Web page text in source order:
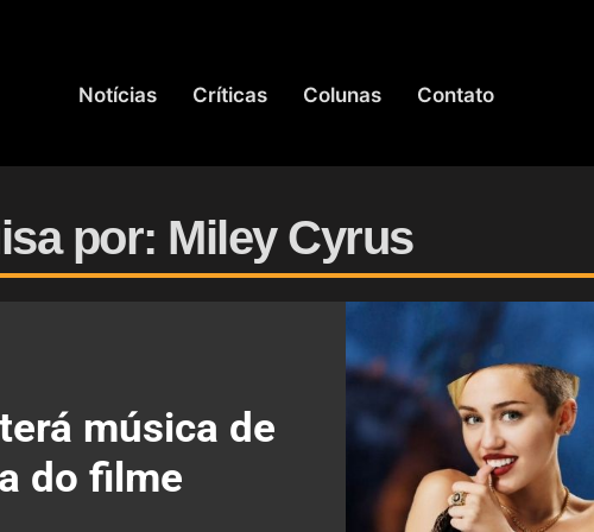
Notícias Críticas Colunas Contato
por: Miley Cyrus
música de
do filme